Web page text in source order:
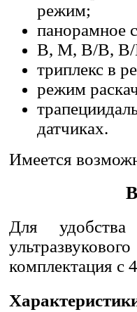
режим;
панорамное
В, М, В/В, В/
триплекс в
режим
датчиках.
Имеется
Для
комплектация с